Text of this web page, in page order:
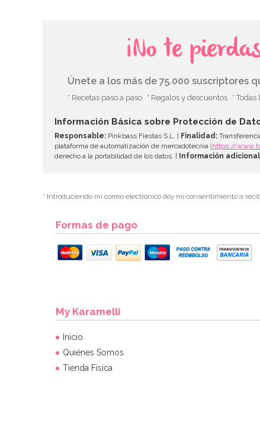
¡No te
Únete a los más de 75.000 suscriptores
* Recetas paso a paso * Regalos y descuentos *
Información Básica sobre Protección de
Responsable: Pinkbass Fiestas S.L. | Finalidad:
plataforma de automatización de mercadotecnia (https://
derecho a la portabilidad de los datos. | Información
* Introduciendo mi correo electrónico doy mi consentimiento a
Formas de pago
My Karamelli
Inicio
Quiénes Somos
Tienda Física